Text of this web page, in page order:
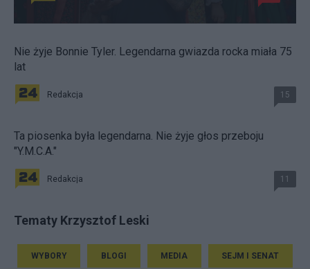
Nie żyje Bonnie Tyler. Legendarna gwiazda rocka miała 75
lat
Redakcja 15
Ta piosenka była legendarna. Nie żyje głos przeboju
"Y.M.C.A."
Redakcja 11
Tematy Krzysztof Leski
WYBORY BLOGI MEDIA SEJM I SENAT